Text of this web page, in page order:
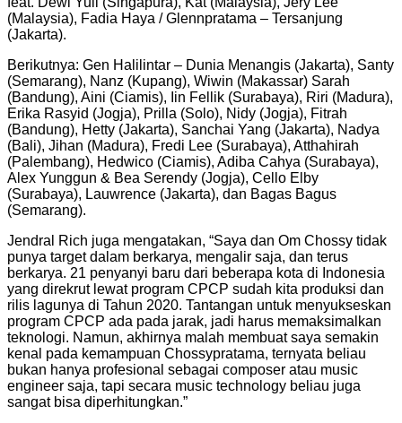
(Malaysia), Fadia Haya / Glennpratama – Tersanjung
(Jakarta).
Berikutnya: Gen Halilintar – Dunia Menangis (Jakarta), Santy
(Semarang), Nanz (Kupang), Wiwin (Makassar) Sarah
(Bandung), Aini (Ciamis), Iin Fellik (Surabaya), Riri (Madura),
Erika Rasyid (Jogja), Prilla (Solo), Nidy (Jogja), Fitrah
(Bandung), Hetty (Jakarta), Sanchai Yang (Jakarta), Nadya
(Bali), Jihan (Madura), Fredi Lee (Surabaya), Atthahirah
(Palembang), Hedwico (Ciamis), Adiba Cahya (Surabaya),
Alex Yunggun & Bea Serendy (Jogja), Cello Elby
(Surabaya), Lauwrence (Jakarta), dan Bagas Bagus
(Semarang).
Jendral Rich juga mengatakan, “Saya dan Om Chossy tidak
punya target dalam berkarya, mengalir saja, dan terus
berkarya. 21 penyanyi baru dari beberapa kota di Indonesia
yang direkrut lewat program CPCP sudah kita produksi dan
rilis lagunya di Tahun 2020. Tantangan untuk menyukseskan
program CPCP ada pada jarak, jadi harus memaksimalkan
teknologi. Namun, akhirnya malah membuat saya semakin
kenal pada kemampuan Chossypratama, ternyata beliau
bukan hanya profesional sebagai composer atau music
engineer saja, tapi secara music technology beliau juga
sangat bisa diperhitungkan.”